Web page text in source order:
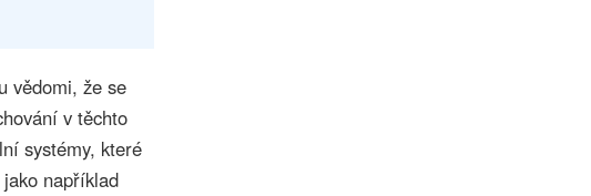
vědomi, že se
v těchto
systémy, které
například